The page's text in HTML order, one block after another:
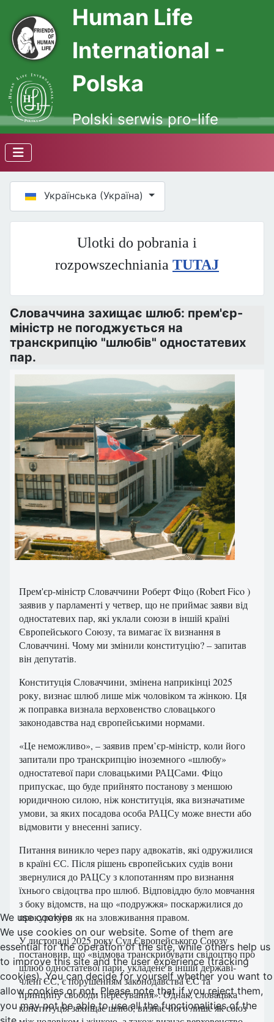
Human Life
International -
Polska
Polski serwis pro-life
Оберіть свою мову
Українська (Україна)
Ulotki do pobrania i
rozpowszechniania TUTAJ
Словаччина захищає шлюб: прем'єр-
міністр не погоджується на
транскрипцію "шлюбів" одностатевих
пар.
Прем'єр-міністр Словаччини Роберт Фіцо (Robert Fico )
заявив у парламенті у четвер, що не приймає заяви від
одностатевих пар, які уклали союзи в іншій країні
Європейського Союзу, та вимагає їх визнання в
Словаччині. Чому ми змінили конституцію? – запитав
він депутатів.
Конституція Словаччини, змінена наприкінці 2025
року, визнає шлюб лише між чоловіком та жінкою. Ця
ж поправка визнала верховенство словацького
законодавства над європейськими нормами.
«Це неможливо», – заявив прем’єр-міністр, коли його
запитали про транскрипцію іноземного «шлюбу»
одностатевої пари словацькими РАЦСами. Фіцо
припускає, що буде прийнято постанову з меншою
юридичною силою, ніж конституція, яка визначатиме
умови, за яких посадова особа РАЦСу може внести або
відмовити у внесенні запису.
Питання виникло через пару адвокатів, які одружилися
в країні ЄС. Після рішень європейських судів вони
звернулися до РАЦСу з клопотанням про визнання
їхнього свідоцтва про шлюб. Відповіддю було мовчання
з боку відомств, на що «подружжя» поскаржилися до
прокуратури як на зловживання правом.
У листопаді 2025 року Суд Європейського Союзу
постановив, що «відмова транскрибувати свідоцтво про
шлюб одностатевої пари, укладене в іншій державі-
члені ЄС, є порушенням законодавства ЄС та
принципу свободи пересування». Однак, словацька
конституція захищає шлюб, визнає його лише як союз
We use cookies
We use cookies on our website. Some of them are
essential for the operation of the site, while others help us
to improve this site and the user experience (tracking
cookies). You can decide for yourself whether you want to
allow cookies or not. Please note that if you reject them,
you may not be able to use all the functionalities of the